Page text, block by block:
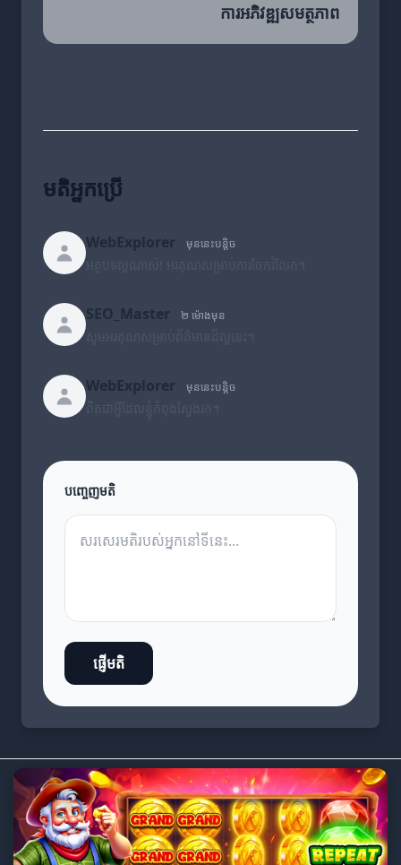
ការអភិវឌ្ឍសមត្ថភាព
មតិអ្នកប្រើ
WebExplorer មុននេះបន្តិច
SEO_Master ២ ម៉ោងមុន
WebExplorer មុននេះបន្តិច
បញ្ចេញមតិ
ផ្ញើមតិ